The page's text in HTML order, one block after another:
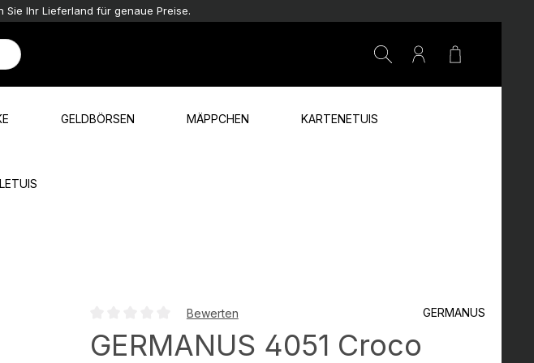
Sie Ihr Lieferland für genaue Preise.
Warenkorb
GELDBÖRSEN MÄPPCHEN KARTENETUIS
Bewerten GERMANUS
GERMANUS 4051 Croco